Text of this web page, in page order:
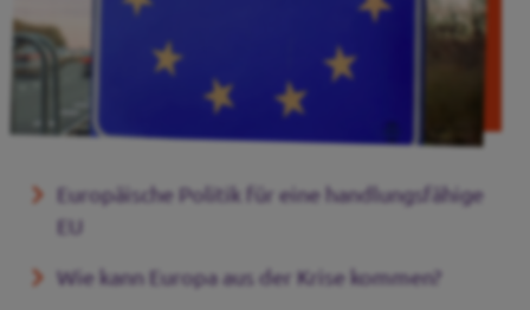
Europäische Politik für eine handlungsfähige
EU
Wie kann Europa aus der Krise kommen?